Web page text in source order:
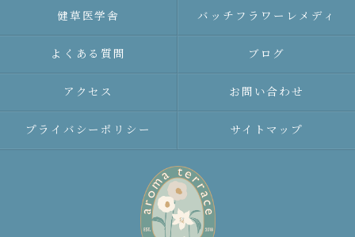
健草医学舎 バッチフラワーレメディ
よくある質問 ブログ
アクセス お問い合わせ
プライバシーポリシー サイトマップ